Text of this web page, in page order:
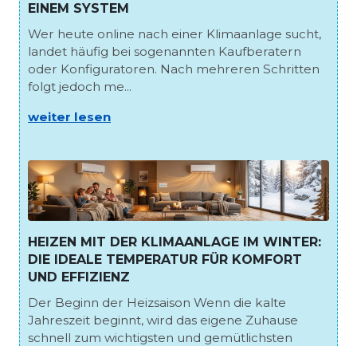
EINEM SYSTEM
Wer heute online nach einer Klimaanlage sucht,
landet häufig bei sogenannten Kaufberatern
oder Konfiguratoren. Nach mehreren Schritten
folgt jedoch me...
weiter lesen
HEIZEN MIT DER KLIMAANLAGE IM WINTER:
DIE IDEALE TEMPERATUR FÜR KOMFORT
UND EFFIZIENZ
Der Beginn der Heizsaison Wenn die kalte
Jahreszeit beginnt, wird das eigene Zuhause
schnell zum wichtigsten und gemütlichsten